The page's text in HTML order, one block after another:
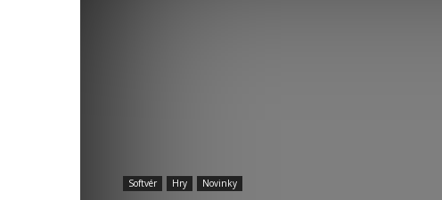
Softvér Hry Novinky